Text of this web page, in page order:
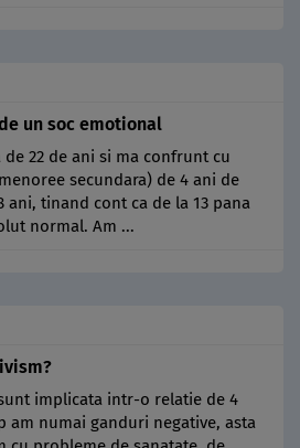
un soc emotional
de 22 de ani si ma confrunt cu
secundara) de 4 ani de
ani, tinand cont ca de la 13 pana
normal. Am ...
implicata intr-o relatie de 4
am numai ganduri negative, asta